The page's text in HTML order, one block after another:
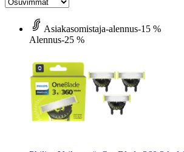
Asiakasomistaja-alennus-15 %
Alennus-25 %